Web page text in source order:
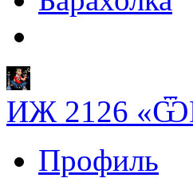
ИЖ 2126
Профиль